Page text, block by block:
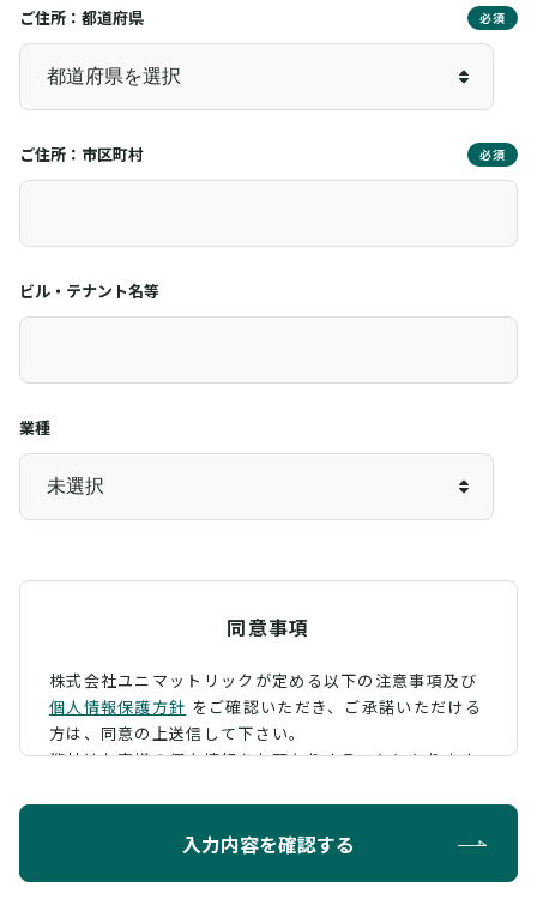
ご住所：都道府県 必須
ご住所：市区町村 必須
ビル・テナント名等
業種
同意事項
株式会社ユニマットリックが定める以下の注意事項及び
個人情報保護方針 をご確認いただき、 ご承諾いただける
方は、同意の上送信して下さい。
弊社はお客様の個人情報をお預かりすることになります
ように定め、保護に努めております。
入力内容を確認する